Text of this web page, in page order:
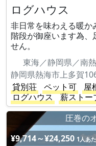
ログハウス
非日常を味わえる暖か
階段が御座います為、
せん。
東海／静岡県／南
静岡県熱海市上多賀
貸別荘
ペット可 屋
ログハウス
薪ストー
圧巻の
¥9,714～¥24,250 1人あ